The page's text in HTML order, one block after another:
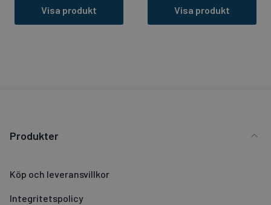
Visa produkt Visa produkt
Produkter
Köp och leveransvillkor
Integritetspolicy